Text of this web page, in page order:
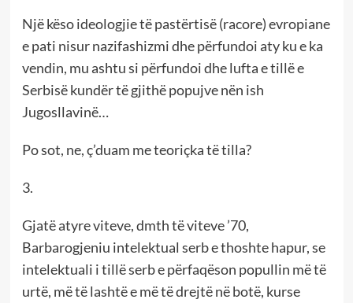
Një këso ideologjie të pastërtisë (racore) evropiane
e pati nisur nazifashizmi dhe përfundoi aty ku e ka
vendin, mu ashtu si përfundoi dhe lufta e tillë e
Serbisë kundër të gjithë popujve nën ish
Jugosllavinë…
Po sot, ne, ç’duam me teoriçka të tilla?
3.
Gjatë atyre viteve, dmth të viteve ’70,
Barbarogjeniu intelektual serb e thoshte hapur, se
intelektuali i tillë serb e përfaqëson popullin më të
urtë, më të lashtë e më të drejtë në botë, kurse